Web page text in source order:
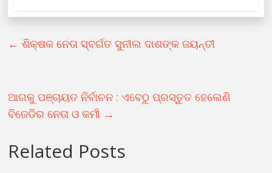
← ଶିକ୍ଷକ ନେତା ସ୍ବର୍ଗତ ସୁନୀଲ ଦାଶଙ୍କ ଜୟନ୍ତୀ
ଆଗକୁ ପଞ୍ଚାୟତ ନିର୍ବାଚନ : ଏବେଠୁ ପ୍ରସ୍ତୁତ ହେଲେଣି
ବିଜେଡିର ନେତା ଓ କର୍ମୀ →
Related Posts